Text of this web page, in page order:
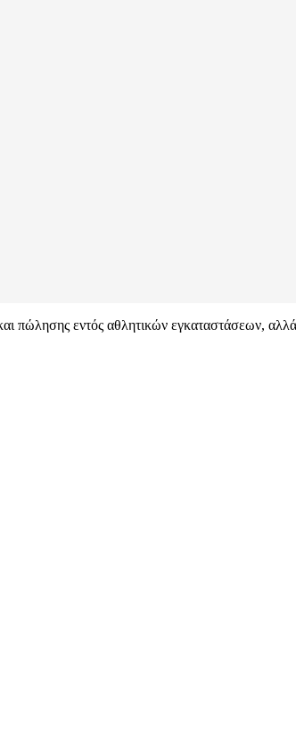
πώλησης εντός αθλητικών εγκαταστάσεων,